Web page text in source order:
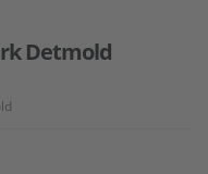
Detmold